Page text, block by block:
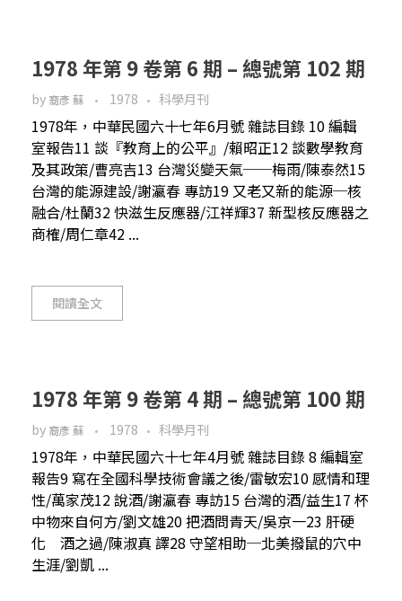
1978 年第 9 卷第 6 期 – 總號第 102 期
by 裔彥 蘇 1978 科學月刊
1978年，中華民國六十七年6月號 雜誌目錄 10 編輯
室報告11 談『教育上的公平』/賴昭正12 談數學教育
及其政策/曹亮吉13 台灣災變天氣──梅雨/陳泰然15
台灣的能源建設/謝瀛春 專訪19 又老又新的能源─核
融合/杜蘭32 快滋生反應器/江祥輝37 新型核反應器之
商榷/周仁章42 ...
閱讀全文
1978 年第 9 卷第 4 期 – 總號第 100 期
by 裔彥 蘇 1978 科學月刊
1978年，中華民國六十七年4月號 雜誌目錄 8 編輯室
報告9 寫在全國科學技術會議之後/雷敏宏10 感情和理
性/萬家茂12 說酒/謝瀛春 專訪15 台灣的酒/益生17 杯
中物來自何方/劉文雄20 把酒問青天/吳京一23 肝硬
化 酒之過/陳淑真 譯28 守望相助─北美撥鼠的穴中
生涯/劉凱 ...